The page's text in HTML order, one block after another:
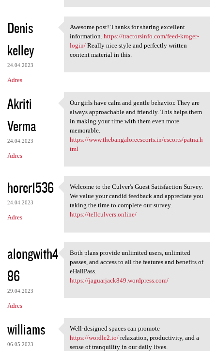
Denis
kelley
24.04.2023
Adres
Awesome post! Thanks for
Awesome post! Thanks for sharing excellent
information. https://tractorsinfo.com/feed-kroger-
login/Really nice style and perfectly written
content material in this.
Akriti
Verma
24.04.2023
Adres
Our girls have calm and
Our girls have calm and gentle behavior. They are
always approachable and friendly. This helps them
in making your time with them even more
memorable.
https://www.thebangaloreescorts.in/escorts/patna.h
tml
horer1536
24.04.2023
Adres
Welcome to the Culver's Guest
Welcome to the Culver's Guest Satisfaction Survey.
We value your candid feedback and appreciate you
taking the time to complete our survey.
https://tellculvers.online/
alongwith4
86
29.04.2023
Adres
Both plans provide unlimited
Both plans provide unlimited users, unlimited
passes, and access to all the features and benefits of
eHallPass.
https://jaguarjack849.wordpress.com/
williams
06.05.2023
Well-designed spaces can
Well-designed spaces can promote
https://wordle2.io/relaxation, productivity, and a
sense of tranquility in our daily lives.